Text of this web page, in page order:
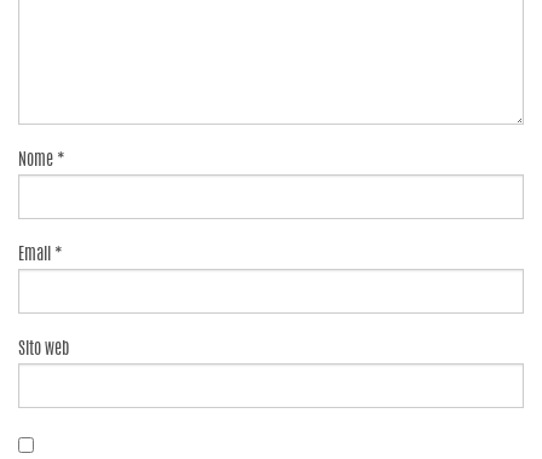
Nome *
Email *
Sito web